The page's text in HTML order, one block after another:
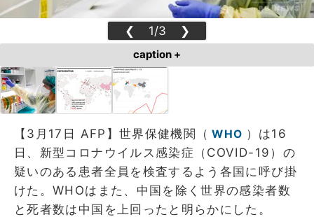
❮ 1/3 ❯
caption +
【3月17日 AFP】世界保健機関（ WHO ）は16
日、新型コロナウイルス感染症（COVID-19）の
疑いのある患者全員を検査するよう各国に呼び掛
けた。WHOはまた、中国を除く世界の感染者数
と死者数は中国を上回ったと明らかにした。